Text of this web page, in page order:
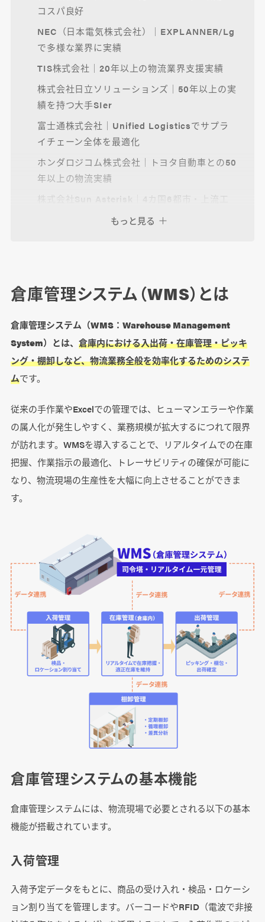
コスパ良好
NEC（日本電気株式会社）｜EXPLANNER/Lg
で多様な業界に実績
TIS株式会社｜20年以上の物流業界支援実績
株式会社日立ソリューションズ｜50年以上の実
績を持つ大手SIer
富士通株式会社｜Unified Logisticsでサプラ
イチェーン全体を最適化
ホンダロジコム株式会社｜トヨタ自動車との50
年以上の物流実績
株式会社Sun Asterisk｜4カ国6都市・上流工
なWMS開発
WMS「SunLOGI」＋カスタマイズ開発も対応
倉庫管理システムを導入するメリット
② 業務効率化と作業時間の短縮
③ 作業の標準化で属人化を解消
⑤ 人件費とコストの削減
開発費用に影響する主な要因
見積もりを取得する際のポイント
倉庫管理システム開発会社の選び方・比較ポイ
ント
① 自社の業種・業務への理解と実績
② 開発体制と技術力
③ カスタマイズの柔軟性
④ 既存システムとの連携対応
⑤ 導入後のサポート体制
まとめ：自社に合った倉庫管理システム開発会
もっと見る
倉庫管理システム（WMS）とは
倉庫管理システム（WMS：Warehouse Management
System）とは、 倉庫内における入出荷・在庫管理・ピッキ
ング・棚卸しなど、物流業務全般を効率化するためのシステ
ムです。
従来の手作業やExcelでの管理では、ヒューマンエラーや作業
の属人化が発生しやすく、業務規模が拡大するにつれて限界
が訪れます。WMSを導入することで、リアルタイムでの在庫
把握、作業指示の最適化、トレーサビリティの確保が可能に
なり、物流現場の生産性を大幅に向上させることができま
す。
倉庫管理システムの基本機能
倉庫管理システムには、物流現場で必要とされる以下の基本
機能が搭載されています。
入荷管理
入荷予定データをもとに、商品の受け入れ・検品・ロケーシ
ョン割り当てを管理します。バーコードやRFID（電波で非接